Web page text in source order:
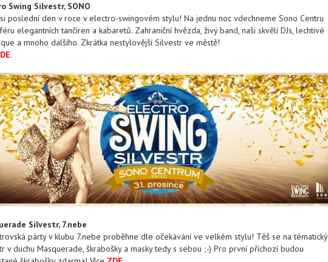
Swing Silvestr, SONO
poslední den v roce v electro-swingovém stylu! Na jednu noc vdechneme Sono Centru
elegantních tančíren a kabaretů. Zahraniční hvězda, živý band, naši skvělí DJs, lechtivé
a mnoho dalšího. Zkrátka nestylovější Silvestr ve městě!
.
Silvestr, 7.nebe
párty v klubu 7.nebe proběhne dle očekávání ve velkém stylu! Těš se na tématický
v duchu Masquerade, škrabošky a masky tedy s sebou ;-) Pro první příchozí budou